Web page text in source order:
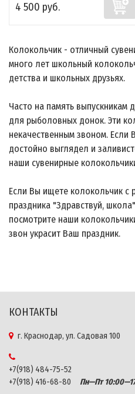
4 500 руб.
Колокольчик - отличный
много лет школьный
детства и школьных друзьях.
Часто на память выпускникам
для рыболовных донок. Эти
некачественным звоном.
достойно выглядел и
наши сувенирные
Если Вы ищете колокольчик с
праздника "Здравствуй,
посмотрите наши
звон украсит Ваш праздник.
КОНТАКТЫ
г. Краснодар, ул. Садовая 100
+7(918) 484-75-52
+7(918) 416-68-80
Пн—Пт